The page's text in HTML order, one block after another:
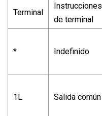
Terminal
Instrucciones
de terminal
* Indefinido
1L Salida común